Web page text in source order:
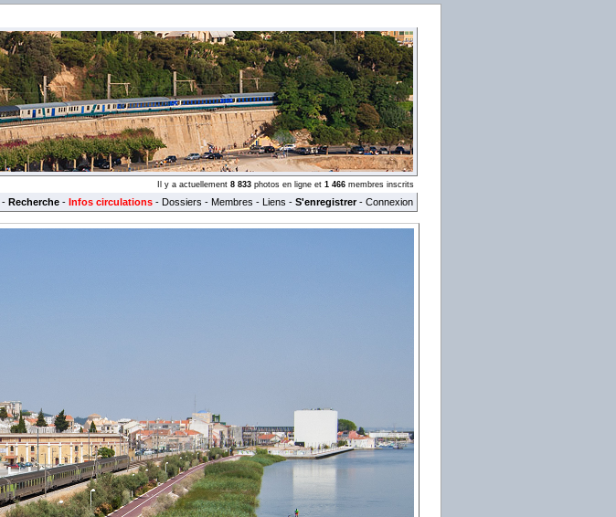
Il y a actuellement 8 833 photos en ligne et 1 466 membres inscrits
- Recherche - Infos circulations - Dossiers - Membres - Liens - S'enregistrer- Connexion